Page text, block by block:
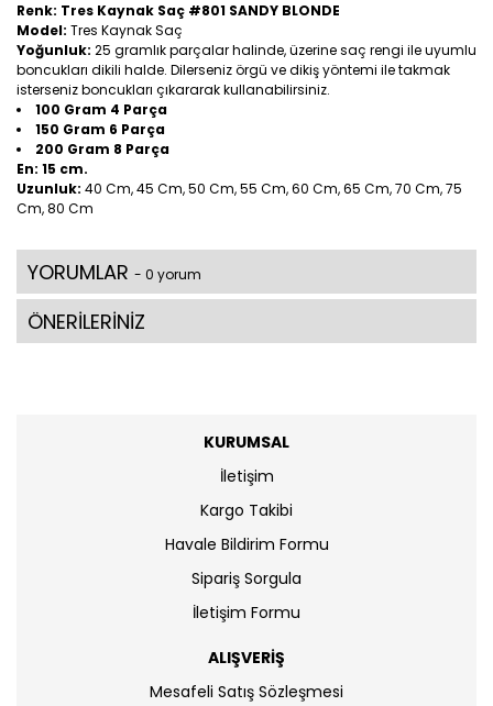
Renk: Tres Kaynak Saç #801 SANDY BLONDE
Model: Tres Kaynak Saç
Yoğunluk: 25 gramlık parçalar halinde, üzerine saç rengi ile uyumlu
boncukları dikili halde. Dilerseniz örgü ve dikiş yöntemi ile takmak
isterseniz boncukları çıkararak kullanabilirsiniz.
100 Gram 4 Parça
150 Gram 6 Parça
200 Gram 8 Parça
En: 15 cm.
Uzunluk: 40 Cm, 45 Cm, 50 Cm, 55 Cm, 60 Cm, 65 Cm, 70 Cm, 75
Cm, 80 Cm
YORUMLAR - 0 yorum
ÖNERİLERİNİZ
KURUMSAL
İletişim
Kargo Takibi
Havale Bildirim Formu
Sipariş Sorgula
İletişim Formu
ALIŞVERİŞ
Mesafeli Satış Sözleşmesi